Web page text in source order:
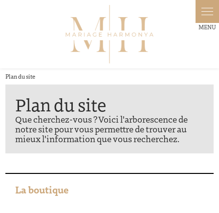
Plan du site
Plan du site
Que cherchez-vous ? Voici l'arborescence de
notre site pour vous permettre de trouver au
mieux l'information que vous recherchez.
La boutique
Panneau de gestion des cookies